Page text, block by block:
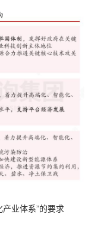
业体系”的要求